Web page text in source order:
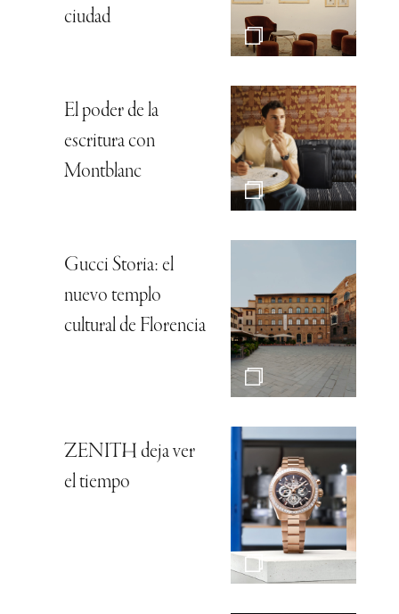
ciudad
El poder de la
escritura con
Montblanc
Gucci Storia: el
nuevo templo
cultural de Florencia
ZENITH deja ver
el tiempo